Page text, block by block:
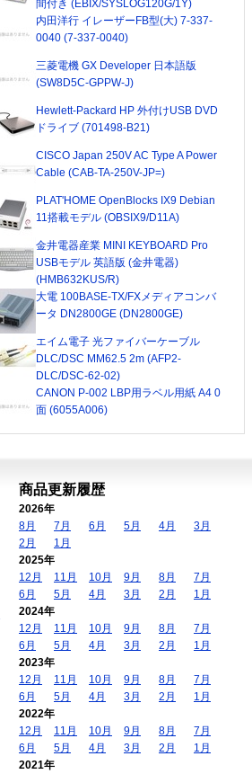
間付き (EBIX/SYSLOG120G/1Y)
内田洋行 イレーザーFB型(大) 7-337-
0040 (7-337-0040)
三菱電機 GX Developer 日本語版
(SW8D5C-GPPW-J)
Hewlett-Packard HP 外付けUSB DVD
ドライブ (701498-B21)
CISCO Japan 250V AC Type A Power
Cable (CAB-TA-250V-JP=)
PLAT'HOME OpenBlocks IX9 Debian
11搭載モデル (OBSIX9/D11A)
金井電器産業 MINI KEYBOARD Pro
USBモデル 英語版 (金井電器)
(HMB632KUS/R)
大電 100BASE-TX/FXメディアコンバ
ータ DN2800GE (DN2800GE)
エイム電子 光ファイバーケーブル
DLC/DSC MM62.5 2m (AFP2-
DLC/DSC-62-02)
CANON P-002 LBP用ラベル用紙 A4 0
面 (6055A006)
商品更新履歴
2026年
8月
7月 6月 5月 4月
3月
2月
1月
2025年
12月
11月 10月 9月 8月
7月
6月
5月 4月 3月 2月
1月
2024年
12月
11月 10月 9月 8月
7月
6月
5月 4月 3月 2月
1月
2023年
12月
11月 10月 9月 8月
7月
6月
5月 4月 3月 2月
1月
2022年
12月
11月 10月 9月 8月
7月
6月
5月 4月 3月 2月
1月
2021年